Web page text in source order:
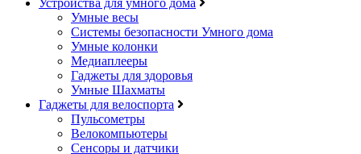
Умные весы
Системы безопасности Умного дома
Умные колонки
Медиаплееры
Гаджеты для здоровья
Умные Шахматы
Гаджеты для велоспорта
Пульсометры
Велокомпьютеры
Сенсоры и датчики